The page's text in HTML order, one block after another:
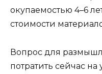
окупаемостью 4–6
стоимости
Вопрос для
потратить сейчас